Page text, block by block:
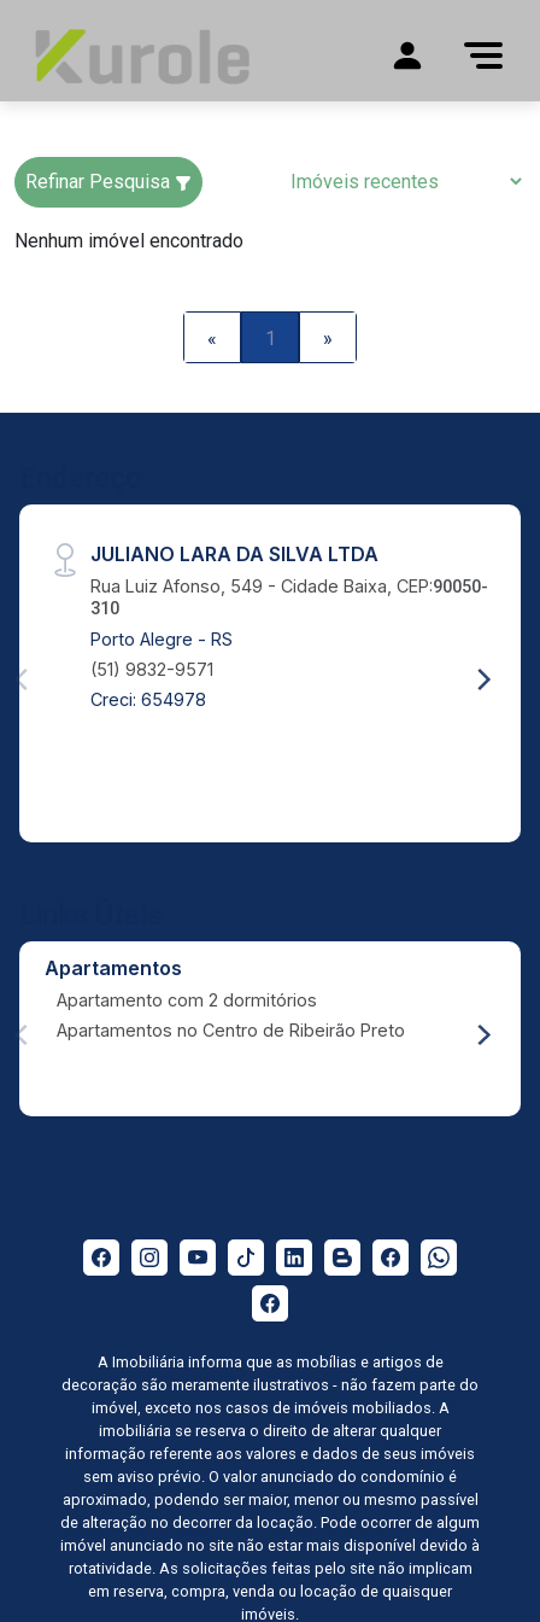
Refinar Pesquisa
Nenhum imóvel encontrado
« 1 »
JULIANO LARA DA SILVA LTDA
Rua Luiz Afonso, 549 - Cidade Baixa, CEP:90050-
310
Porto Alegre - RS
(51) 9832-9571
Creci: 654978
Apartamentos
Apartamento com 2 dormitórios
Apartamentos no Centro de Ribeirão Preto
A Imobiliária informa que as mobílias e artigos de
decoração são meramente ilustrativos - não fazem parte do
imóvel, exceto nos casos de imóveis mobiliados. A
imobiliária se reserva o direito de alterar qualquer
informação referente aos valores e dados de seus imóveis
sem aviso prévio. O valor anunciado do condomínio é
aproximado, podendo ser maior, menor ou mesmo passível
de alteração no decorrer da locação. Pode ocorrer de algum
imóvel anunciado no site não estar mais disponível devido à
rotatividade. As solicitações feitas pelo site não implicam
em reserva, compra, venda ou locação de quaisquer
imóveis.